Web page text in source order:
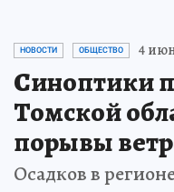
НОВОСТИ ОБЩЕСТВО 4
Синоптики
Томской
порывы
Осадков в